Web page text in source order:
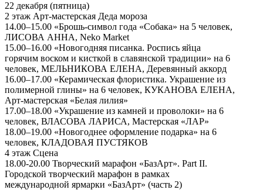
22 декабря (пятница)
2 этаж Арт-мастерская Деда мороза
14.00–15.00 «Брошь-символ года «Собака» на 5 человек,
ЛИСОВА АННА, Neko Market
15.00–16.00 «Новогодняя писанка. Роспись яйца
горячим воском и кисткой в славянской традиции» на 6
человек, МЕЛЬНИКОВА ЕЛЕНА, Деревянный аккорд
16.00–17.00 «Керамическая флористика. Украшение из
полимерной глины» на 6 человек, КУКАНОВА ЕЛЕНА,
Арт-мастерская «Белая лилия»
17.00–18.00 «Украшение из камней и проволоки» на 6
человек, ВЛАСОВА ЛАРИСА, Мастерская «ЛАР»
18.00–19.00 «Новогоднее оформление подарка» на 6
человек, КЛАДОВАЯ ПУСТЯКОВ
4 этаж Сцена
18.00-20.00 Творческий марафон «БазАрт». Part II.
Городской творческий марафон в рамках
международной ярмарки «БазАрт» (часть 2)